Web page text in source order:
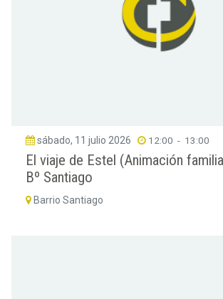
sábado, 11 julio 2026 12:00 - 13:00
El viaje de Estel (Animación
Bº Santiago
Barrio Santiago